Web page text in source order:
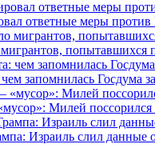
ответные меры
попытавшихся
запомнилась Госдума
Милей поссорился
Израиль слил данные